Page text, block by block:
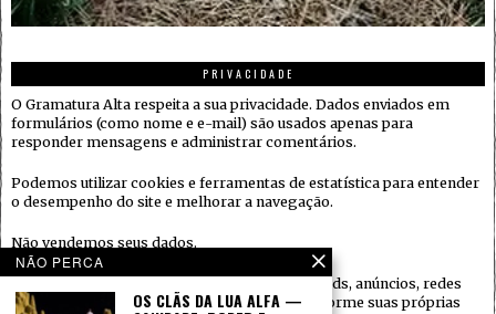
PRIVACIDADE
O Gramatura Alta respeita a sua privacidade. Dados enviados em
formulários (como nome e e-mail) são usados apenas para
responder mensagens e administrar comentários.
Podemos utilizar cookies e ferramentas de estatística para entender
o desempenho do site e melhorar a navegação.
Não vendemos seus dados.
Quando houver serviços de terceiros (ex.: embeds, anúncios, redes
sociais), eles podem coletar informações conforme suas próprias
NÃO PERCA
OS CLÃS DA LUA ALFA —